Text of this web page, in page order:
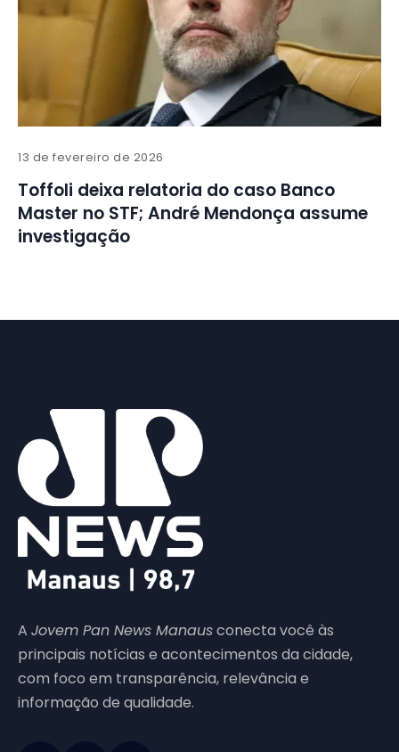
13 de fevereiro de 2026
Toffoli deixa relatoria do caso Banco
Master no STF; André Mendonça assume
investigação
A Jovem Pan News Manausconecta você às
principais notícias e acontecimentos da cidade,
com foco em transparência, relevância e
informação de qualidade.